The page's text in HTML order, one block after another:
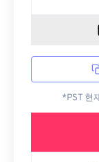
*PST 현